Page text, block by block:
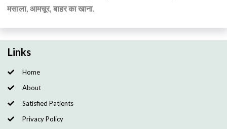
मसाला, आमचूर, बाहर का खाना.
Links
Home
About
Satisfied Patients
Privacy Policy